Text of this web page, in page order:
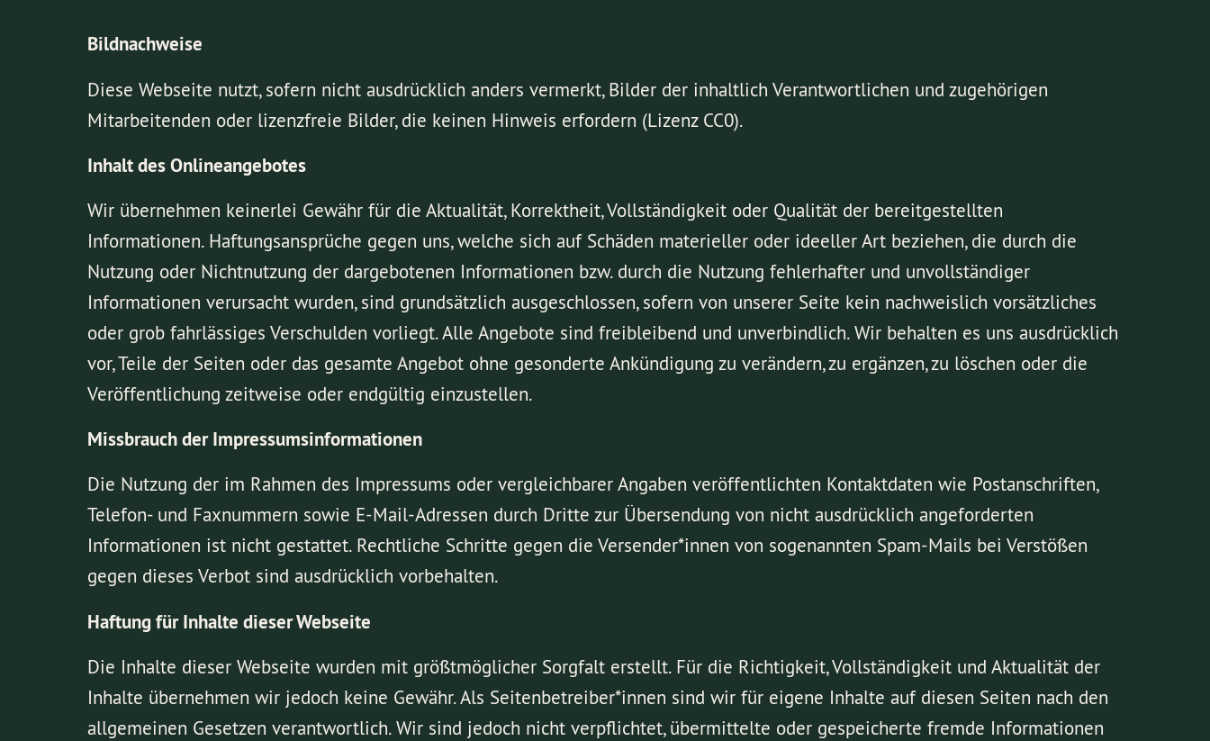
Bildnachweise
Diese Webseite nutzt, sofern nicht ausdrücklich anders vermerkt, Bilder der inhaltlich Verantwortlichen und zugehörigen
Mitarbeitenden oder lizenzfreie Bilder, die keinen Hinweis erfordern (Lizenz CC0).
Inhalt des Onlineangebotes
Wir übernehmen keinerlei Gewähr für die Aktualität, Korrektheit, Vollständigkeit oder Qualität der bereitgestellten
Informationen. Haftungsansprüche gegen uns, welche sich auf Schäden materieller oder ideeller Art beziehen, die durch die
Nutzung oder Nichtnutzung der dargebotenen Informationen bzw. durch die Nutzung fehlerhafter und unvollständiger
Informationen verursacht wurden, sind grundsätzlich ausgeschlossen, sofern von unserer Seite kein nachweislich vorsätzliches
oder grob fahrlässiges Verschulden vorliegt. Alle Angebote sind freibleibend und unverbindlich. Wir behalten es uns ausdrücklich
vor, Teile der Seiten oder das gesamte Angebot ohne gesonderte Ankündigung zu verändern, zu ergänzen, zu löschen oder die
Veröffentlichung zeitweise oder endgültig einzustellen.
Missbrauch der Impressumsinformationen
Die Nutzung der im Rahmen des Impressums oder vergleichbarer Angaben veröffentlichten Kontaktdaten wie Postanschriften,
Telefon- und Faxnummern sowie E-Mail-Adressen durch Dritte zur Übersendung von nicht ausdrücklich angeforderten
Informationen ist nicht gestattet. Rechtliche Schritte gegen die Versender*innen von sogenannten Spam-Mails bei Verstößen
gegen dieses Verbot sind ausdrücklich vorbehalten.
Haftung für Inhalte dieser Webseite
Die Inhalte dieser Webseite wurden mit größtmöglicher Sorgfalt erstellt. Für die Richtigkeit, Vollständigkeit und Aktualität der
Inhalte übernehmen wir jedoch keine Gewähr. Als Seitenbetreiber*innen sind wir für eigene Inhalte auf diesen Seiten nach den
allgemeinen Gesetzen verantwortlich. Wir sind jedoch nicht verpflichtet, übermittelte oder gespeicherte fremde Informationen